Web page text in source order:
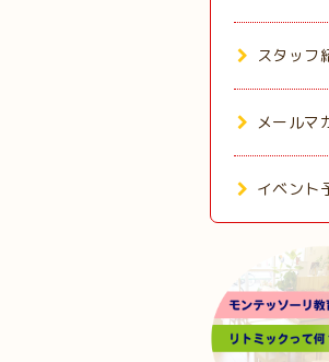
スタッフ
メールマ
イベント